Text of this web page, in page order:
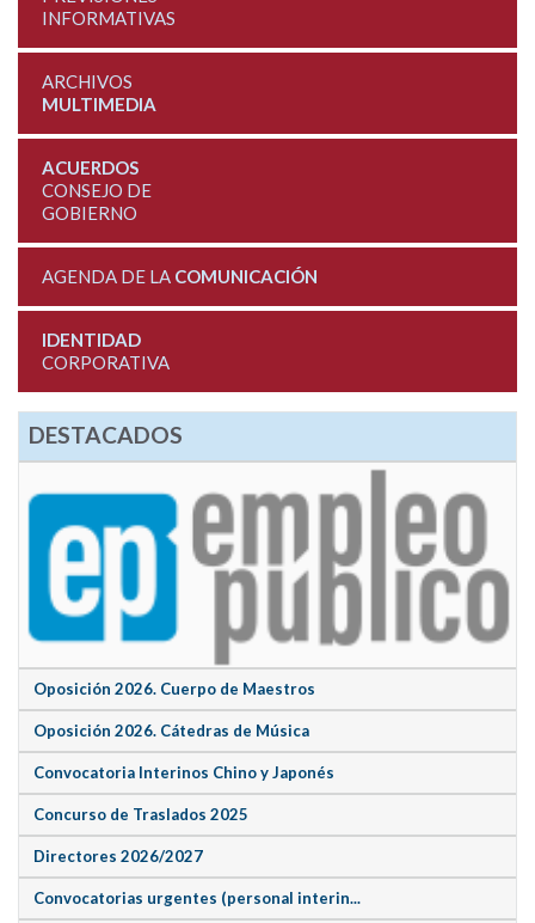
INFORMATIVAS
ARCHIVOS
MULTIMEDIA
ACUERDOS
CONSEJO DE
GOBIERNO
AGENDA DE LA COMUNICACIÓN
IDENTIDAD
CORPORATIVA
DESTACADOS
Oposición 2026. Cuerpo de Maestros
Oposición 2026. Cátedras de Música
Convocatoria Interinos Chino y Japonés
Concurso de Traslados 2025
Directores 2026/2027
Convocatorias urgentes (personal interin...